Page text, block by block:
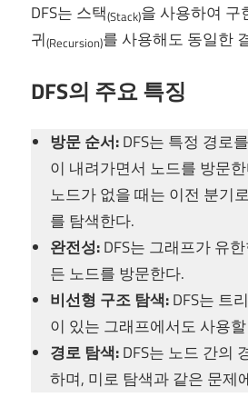
DFS는 스택(Stack)을 사용하여 구
귀(Recursion)를 사용해도 동일한
DFS의 주요 특징
방문 순서:DFS는 특정 경로
이 내려가면서 노드를 방문
노드가 없을 때는 이전 분기
를 탐색한다.
완전성:DFS는 그래프가 유
든 노드를 방문한다.
비선형 구조 탐색:DFS는 트
이 있는 그래프에서도 사용
경로 탐색:DFS는 노드 간의
하며, 미로 탐색과 같은 문제